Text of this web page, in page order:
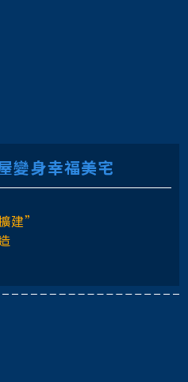
變身幸福美宅
建”